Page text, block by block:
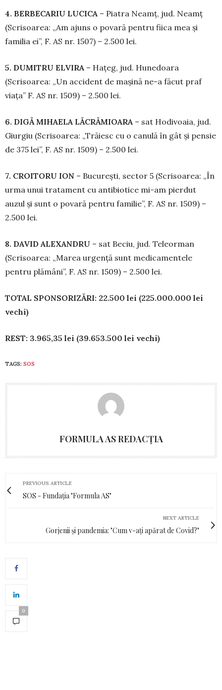
4. BERBECARIU LUCICA – Piatra Neamț, jud. Neamț
(Scrisoarea: „Am ajuns o povară pen­tru fiica mea și
familia ei”, F. AS nr. 1507) – 2.500 lei.
5. DUMITRU EL­VIRA – Hațeg, jud. Hu­ne­doara
(Scrisoarea: „Un accident de mașină ne-a făcut praf
viața” F. AS nr. 1509) – 2.500 lei.
6. DIGĂ MIHA­ELA LĂCRĂMIOARA – sat Hodivoaia, jud.
Giurgiu (Scrisoarea: „Trăiesc cu o canulă în gât și pensie
de 375 lei”, F. AS nr. 1509) – 2.500 lei.
7. CROITORU ION – București, sector 5 (Scri­soarea: „În
urma unui tratament cu an­tibiotice mi-am pierdut
auzul și sunt o povară pentru familie”, F. AS nr. 1509) –
2.500 lei.
8. DAVID ALEXANDRU – sat Beciu, jud. Te­leorman
(Scrisoarea: „Marea urgență sunt medicamentele
pentru plămâni”, F. AS nr. 1509) – 2.500 lei.
TOTAL SPONSORIZĂRI: 22.500 lei (225.000.000 lei
vechi)
REST: 3.965,35 lei (39.653.500 lei vechi)
TAGS: SOS
FORMULA AS REDACȚIA
PREVIOUS ARTICLE
SOS - Fundația "Formula AS"
NEXT ARTICLE
Gorjenii și pandemia: "Cum v-ați apărat de Covid?"
0